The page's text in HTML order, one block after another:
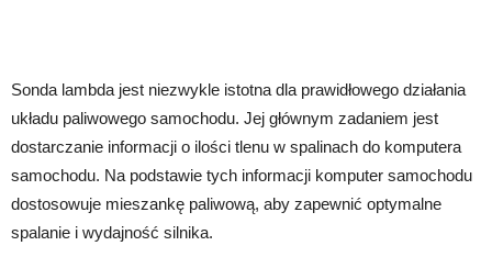
Sonda lambda jest niezwykle istotna dla prawidłowego działania
układu paliwowego samochodu. Jej głównym zadaniem jest
dostarczanie informacji o ilości tlenu w spalinach do komputera
samochodu. Na podstawie tych informacji komputer samochodu
dostosowuje mieszankę paliwową, aby zapewnić optymalne
spalanie i wydajność silnika.